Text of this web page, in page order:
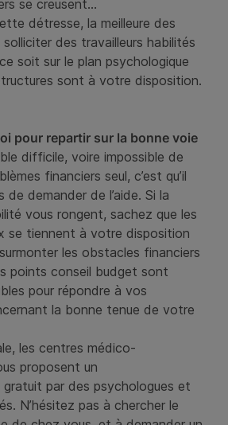
se creusent…
détresse, la meilleure des
des travailleurs habilités
soit sur le plan psychologique
sont à votre disposition.
pour repartir sur la bonne voie
difficile, voire impossible de
financiers seul, c’est qu’il
de demander de l’aide. Si la
vous rongent, sachez que les
se tiennent à votre disposition
les obstacles financiers
points conseil budget sont
pour répondre à vos
la bonne tenue de votre
les centres médico-
proposent un
par des psychologues et
N’hésitez pas à chercher le